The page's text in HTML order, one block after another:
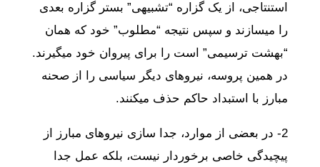
استنتاجی، از یک گزاره “تشبیه‎ی” بستر گزاره بعدی
را می‎سازند و سپس نتیجه “مطلوب” خود که همان
“بهشت ترسیمی” است را برای پیروان خود میگیرند.
در همین پروسه، نیروهای دیگر سیاسی را از صحنه
مبارز با استبداد حاکم حذف میکنند.
2- در بعضی از موارد، جدا سازی نیروهای مبارز از
پیچیدگی خاصی برخوردار نیست، بلکه عمل جدا